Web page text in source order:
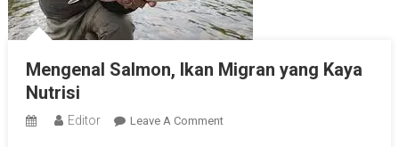
Mengenal Salmon, Ikan Migran yang Kaya
Nutrisi
Editor Leave A CommentOn